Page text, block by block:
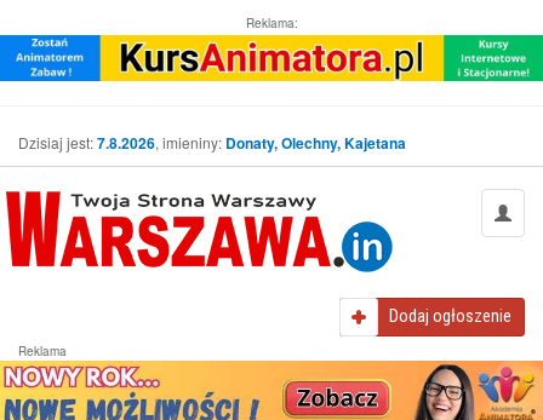
Reklama:
Dzisiaj jest:7.8.2026, imieniny: Donaty, Olechny, Kajetana
Dodaj ogłoszenie
Reklama